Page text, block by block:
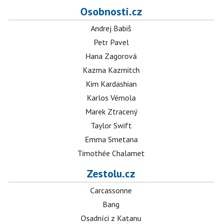
Osobnosti.cz
Andrej Babiš
Petr Pavel
Hana Zagorová
Kazma Kazmitch
Kim Kardashian
Karlos Vémola
Marek Ztracený
Taylor Swift
Emma Smetana
Timothée Chalamet
Zestolu.cz
Carcassonne
Bang
Osadníci z Katanu